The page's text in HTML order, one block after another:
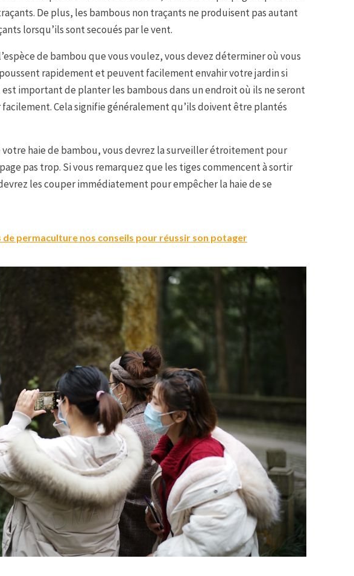
De plus, les bambous non traçants ne produisent pas autant
lorsqu’ils sont secoués par le vent.
de bambou que vous voulez, vous devez déterminer où vous
rapidement et peuvent facilement envahir votre jardin si
important de planter les bambous dans un endroit où ils ne seront
facilement. Cela signifie généralement qu’ils doivent être plantés
votre haie de bambou, vous devrez la surveiller étroitement pour
pas trop. Si vous remarquez que les tiges commencent à sortir
les couper immédiatement pour empêcher la haie de se
de permaculture nos conseils pour réussir son potager